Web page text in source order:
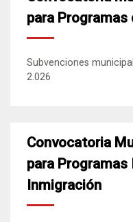
para Programas
Subvenciones
2.026
Convocatoria
para
Inmigración